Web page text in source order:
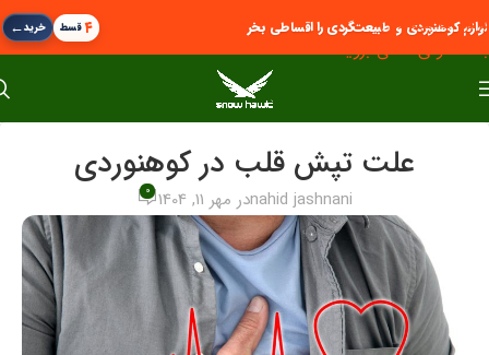
پرش به پیمایش
به محتوای اصلی بروید
لوازم کوهنوردی و طبیعت‌گردی را اقساطی بخر ۴قسط خرید←
علت تپش قلب در کوهنوردی
nahid jashnaniدر مهر 11, 1404 0